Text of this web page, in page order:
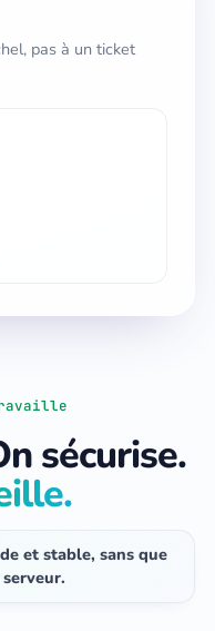
pas à un ticket
sécurise.
et stable, sans que